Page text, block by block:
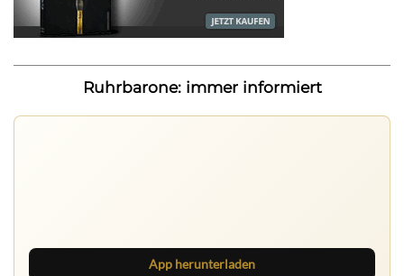
Ruhrbarone: immer informiert
App herunterladen